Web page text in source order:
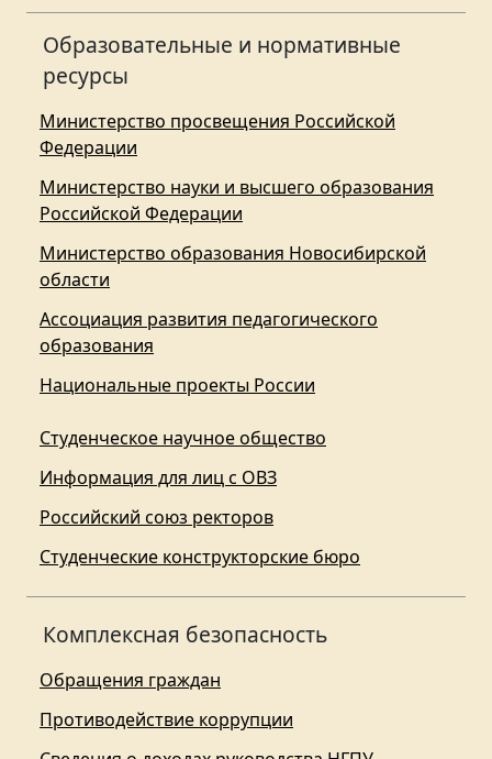
Образовательные и нормативные
ресурсы
Министерство просвещения Российской
Федерации
Министерство науки и высшего образования
Российской Федерации
Министерство образования Новосибирской
области
Ассоциация развития педагогического
образования
Национальные проекты России
Студенческое научное общество
Информация для лиц с ОВЗ
Российский союз ректоров
Студенческие конструкторские бюро
Комплексная безопасность
Обращения граждан
Противодействие коррупции